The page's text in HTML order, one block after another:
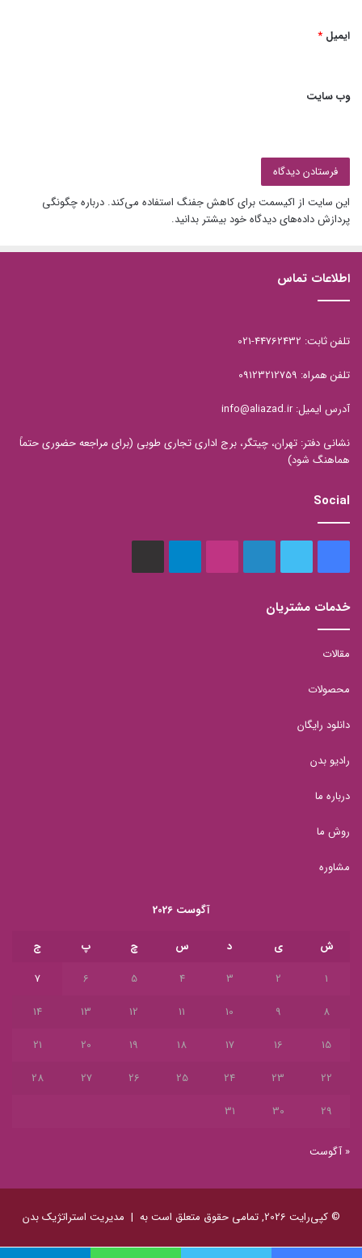
ایمیل *
وب‌ سایت
این سایت از اکیسمت برای کاهش جفنگ استفاده می‌کند. درباره چگونگی
پردازش داده‌های دیدگاه خود بیشتر بدانید.
اطلاعات تماس
تلفن ثابت: 44762432-021
تلفن همراه: 09123212759
آدرس ایمیل: info@aliazad.ir
نشانی دفتر: تهران، چیتگر، برج اداری تجاری طوبی (برای مراجعه حضوری حتماً
هماهنگ شود)
Social
خدمات مشتریان
مقالات
محصولات
دانلود رایگان
رادیو بدن
درباره ما
روش ما
مشاوره
آگوست 2026
ش ی د س چ پ
ج
1
2
3
4
5
6
7
8
9
10
11
12
13
14
15
16
17
18
19
20
21
22
23
24
25
26
27
28
29
30
31
« آگوست
© کپی‌رایت 2026, تمامی حقوق متعلق است به | مدیریت استراتژیک بدن